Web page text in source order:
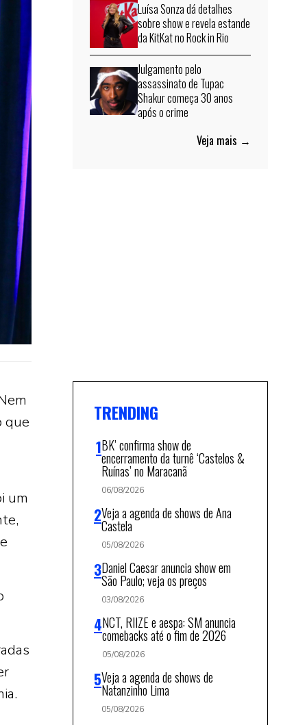
que
um
Luísa Sonza dá detalhes
sobre show e revela estande
da KitKat no Rock in Rio
Julgamento pelo
assassinato de Tupac
Shakur começa 30 anos
após o crime
Veja mais →
TRENDING
BK’ confirma show de
encerramento da turnê ‘Castelos &
Ruínas’ no Maracanã
06/08/2026
Veja a agenda de shows de Ana
Castela
05/08/2026
Daniel Caesar anuncia show em
São Paulo; veja os preços
03/08/2026
NCT, RIIZE e aespa: SM anuncia
comebacks até o fim de 2026
05/08/2026
Veja a agenda de shows de
Natanzinho Lima
05/08/2026